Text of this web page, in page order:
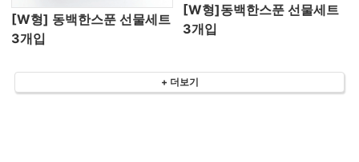
[W형] 동백한스푼 선물세트
3개입
[W형]동백한스푼 선물세트
3개입
+ 더보기